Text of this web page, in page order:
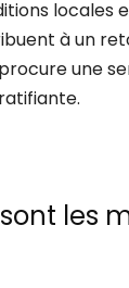
locales
à un
une
les